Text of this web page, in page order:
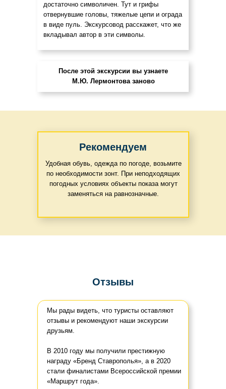
достаточно символичен. Тут и грифы
отвернувшие головы, тяжелые цепи и ограда
в виде пуль. Экскурсовод расскажет, что же
вкладывал автор в эти символы.
Удобная обувь, одежда по погоде, возьмите
по необходимости зонт. При неподходящих
погодных условиях объекты показа могут
заменяться на равнозначные.
Рекомендуем
После этой экскурсии вы узнаете
М.Ю. Лермонтова заново
Отзывы
Мы рады видеть, что туристы оставляют
отзывы и рекомендуют наши экскурсии
друзьям.
В 2010 году мы получили престижную
награду «Бренд Ставрополья», а в 2020
стали финалистами Всероссийской премии
«Маршрут года».